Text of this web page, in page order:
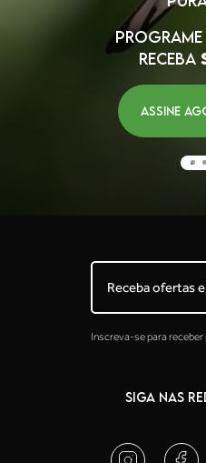
PROGRAME
RECEBA
Assine
Receba ofertas
Inscreva-se para
SIGA NAS